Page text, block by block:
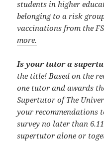
students in higher
belonging to a risk
vaccinations from the
more.
Is your tutor a
the title! Based on the
one tutor and awards
Supertutor of The
your recommendations
survey no later than
supertutor alone or